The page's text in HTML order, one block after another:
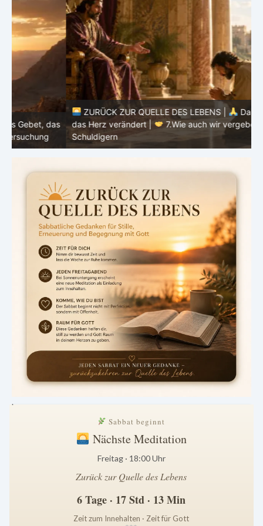
ZURÜCK ZUR QUELLE DES LEBENS |
Das Gebet, das
das Herz verändert |
7.Wie auch wir vergeben unsern
Schuldigern
.
Sabbat beginnt
Nächste Meditation
Freitag · 18:00 Uhr
Zurück zur Quelle des Lebens
6 Tage · 17 Std · 13 Min
Zeit zum Innehalten · Zeit für Gott